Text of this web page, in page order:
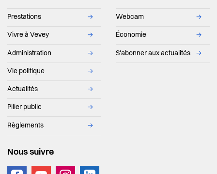
Prestations →
Vivre à Vevey →
Administration →
Vie politique →
Actualités →
Pilier public →
Règlements →
Webcam →
Économie →
S'abonner aux actualités →
Nous suivre